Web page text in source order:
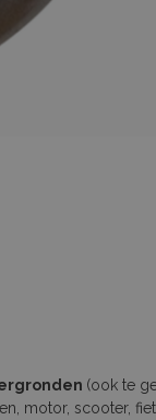
(ook te
motor, scooter,